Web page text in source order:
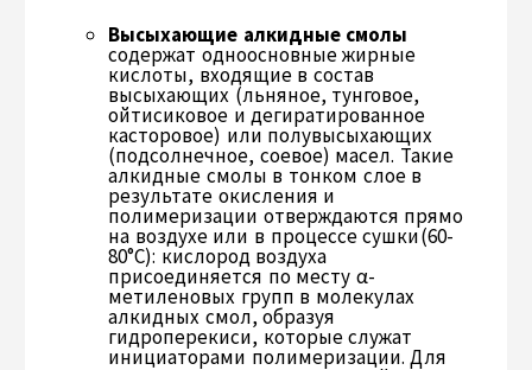
Высыхающие алкидные смолы
содержат одноосновные жирные
кислоты, входящие в состав
высыхающих (льняное, тунговое,
ойтисиковое и дегиратированное
касторовое) или полувысыхающих
(подсолнечное, соевое) масел. Такие
алкидные смолы в тонком слое в
результате окисления и
полимеризации отверждаются прямо
на воздухе или в процессе сушки(60-
80°С): кислород воздуха
присоединяется по месту α-
метиленовых групп в молекулах
алкидных смол, образуя
гидроперекиси, которые служат
инициаторами полимеризации. Для